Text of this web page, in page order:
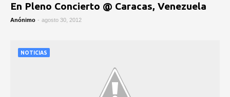
En Pleno Concierto @ Caracas, Venezuela
Anónimo - agosto 30, 2012
NOTICIAS